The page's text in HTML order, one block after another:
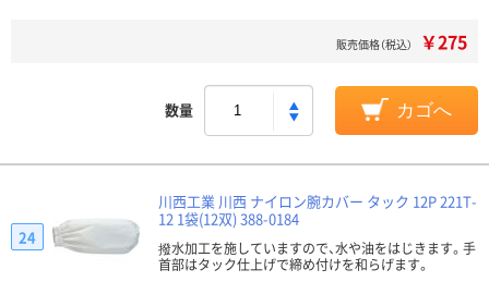
販売価格（税込） ￥275
数量 カゴへ
川西工業 川西 ナイロン腕カバー タック 12P 221T-
12 1袋(12双) 388-0184
撥水加工を施していますので、水や油をはじきます。手
首部はタック仕上げで締め付けを和らげます。
24